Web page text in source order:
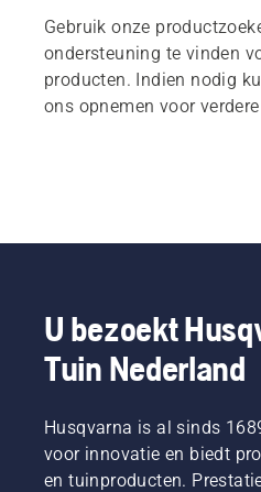
Gebruik onze
ondersteuning te vinden
producten. Indien nodig
ons opnemen voor
U bezoekt
Tuin Nederland
Husqvarna is al sinds
voor innovatie en biedt
en tuinproducten.